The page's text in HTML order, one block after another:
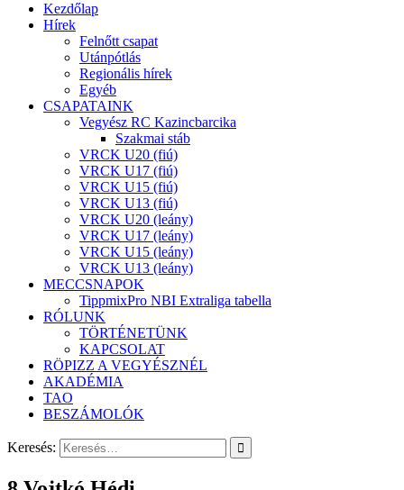
Kezdőlap
Hírek
Felnőtt csapat
Utánpótlás
Regionális hírek
Egyéb
CSAPATAINK
Vegyész RC Kazincbarcika
Szakmai stáb
VRCK U20 (fiú)
VRCK U17 (fiú)
VRCK U15 (fiú)
VRCK U13 (fiú)
VRCK U20 (leány)
VRCK U17 (leány)
VRCK U15 (leány)
VRCK U13 (leány)
MECCSNAPOK
TippmixPro NBI Extraliga tabella
RÓLUNK
TÖRTÉNETÜNK
KAPCSOLAT
RÖPIZZ A VEGYÉSZNÉL
AKADÉMIA
TAO
BESZÁMOLÓK
Keresés: